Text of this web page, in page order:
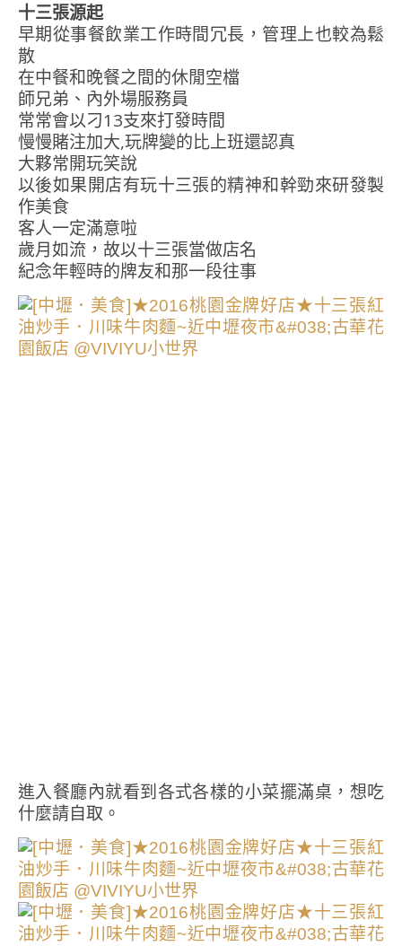
十三張源起
早期從事餐飲業工作時間冗長，管理上也較為鬆
散
在中餐和晚餐之間的休閒空檔
師兄弟、內外場服務員
常常會以刁13支來打發時間
慢慢賭注加大,玩牌變的比上班還認真
大夥常開玩笑說
以後如果開店有玩十三張的精神和幹勁來研發製
作美食
客人一定滿意啦
歲月如流，故以十三張當做店名
紀念年輕時的牌友和那一段往事
進入餐廳內就看到各式各樣的小菜擺滿桌，想吃
什麼請自取。